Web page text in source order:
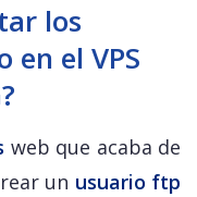
los
en el VPS
web que acaba de
un usuario ftp